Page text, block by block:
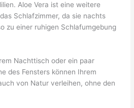
Aloe Vera ist eine weitere
Schlafzimmer, da sie nachts
zu einer ruhigen Schlafumgebung
Nachttisch oder ein paar
des Fensters können Ihrem
von Natur verleihen, ohne den